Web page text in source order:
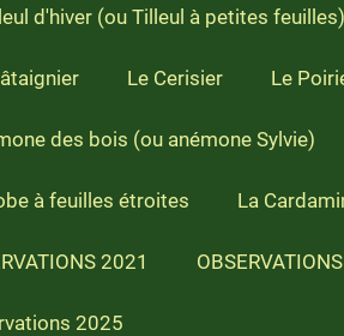
d'hiver (ou Tilleul à petites feuilles)
Le Cerisier Le
des bois (ou anémone Sylvie)
à feuilles étroites La
2021
2025